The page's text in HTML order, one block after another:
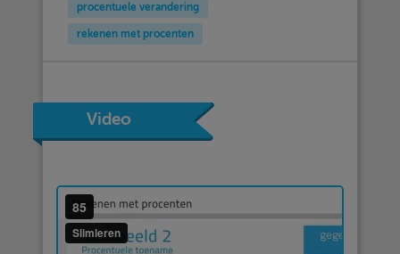
procentuele verandering
rekenen met procenten
Video